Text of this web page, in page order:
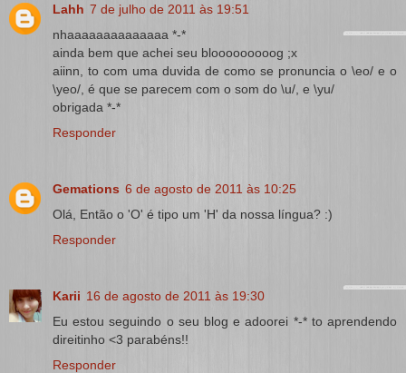
Lahh 7 de julho de 2011 às 19:51
nhaaaaaaaaaaaaaa *-*
ainda bem que achei seu blooooooooog ;x
aiinn, to com uma duvida de como se pronuncia o \eo/ e o
\yeo/, é que se parecem com o som do \u/, e \yu/
obrigada *-*
Responder
Gemations 6 de agosto de 2011 às 10:25
Olá, Então o 'O' é tipo um 'H' da nossa língua? :)
Responder
Karii 16 de agosto de 2011 às 19:30
Eu estou seguindo o seu blog e adoorei *-* to aprendendo
direitinho <3 parabéns!!
Responder